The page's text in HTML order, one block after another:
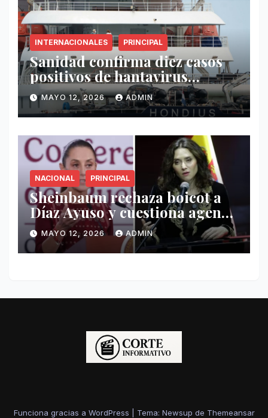
INTERNACIONALES PRINCIPAL
Sanidad confirma diez casos
positivos de hantavirus
vinculados al crucero MV
Hondius
MAYO 12, 2026 ADMIN
NACIONAL PRINCIPAL
Sheinbaum rechaza boicot a
Díaz Ayuso y cuestiona agenda
de funcionaria española
MAYO 12, 2026 ADMIN
Funciona gracias a WordPress Tema: Newsup de Themeansar